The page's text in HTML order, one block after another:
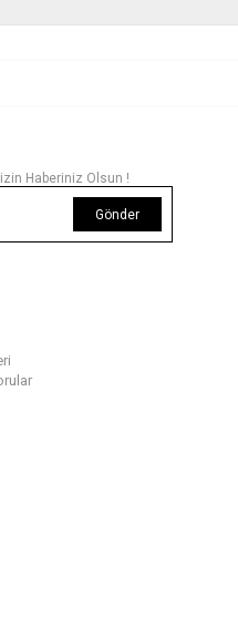
Haberiniz Olsun !
Gönder